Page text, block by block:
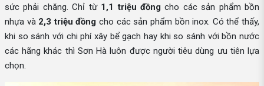
sức phải chăng. Chỉ từ 1,1 triệu đồngcho các sản phẩm bồn
nhựa và2,3 triệu đồng cho các sản phẩm bồn inox. Có thể thấy,
khi so sánh với chi phí xây bể gạch hay khi so sánh với bồn nước
các hãng khác thì Sơn Hà luôn được người tiêu dùng ưu tiên lựa
chọn.